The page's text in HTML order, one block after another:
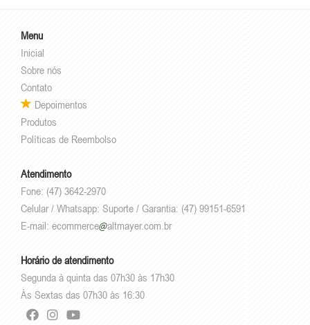
Menu
Inicial
Sobre nós
Contato
Depoimentos
Produtos
Políticas de Reembolso
Atendimento
Fone: (47) 3642-2970
Celular / Whatsapp: Suporte / Garantia: (47) 99151-6591
E-mail: ecommerce altmayer.com.br
Horário de atendimento
Segunda à quinta das 07h30 às 17h30
Às Sextas das 07h30 às 16:30